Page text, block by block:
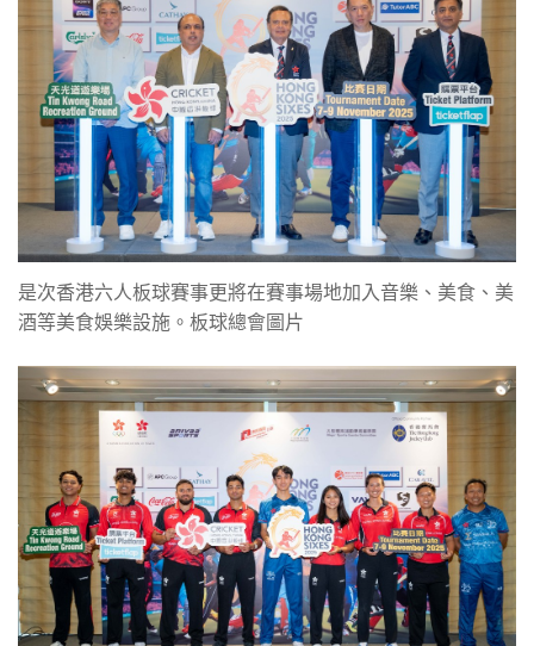
是次香港六人板球賽事更將在賽事場地加入音樂、美食、美
酒等美食娛樂設施。板球總會圖片